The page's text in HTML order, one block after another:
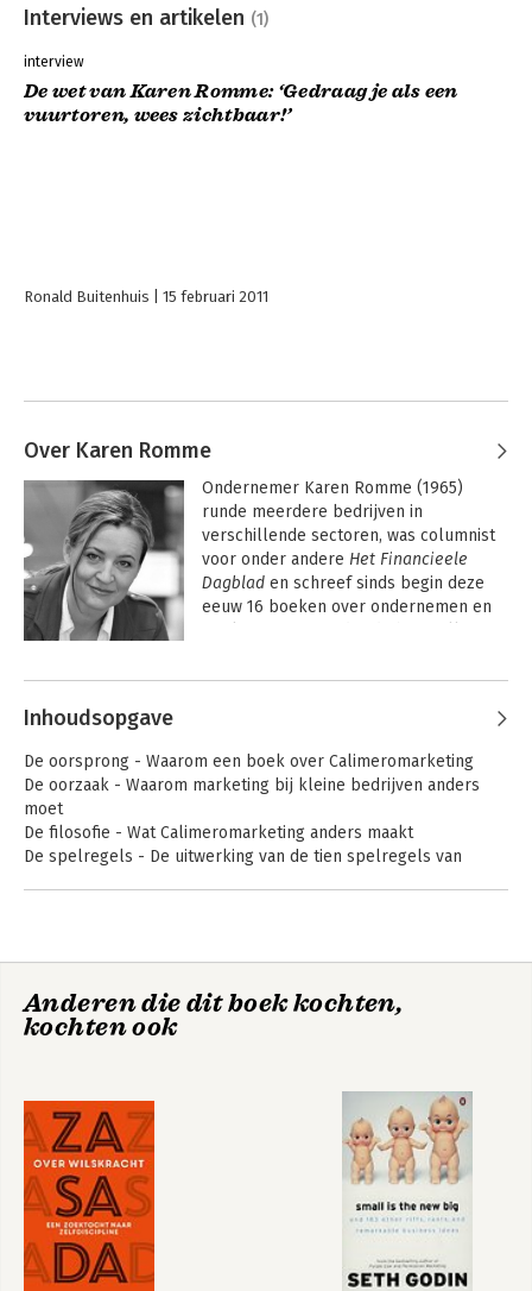
Interviews en artikelen (1)
interview
De wet van Karen Romme: ‘Gedraag je als een
vuurtoren, wees zichtbaar!’
Ronald Buitenhuis 15 februari 2011
Over Karen Romme
Ondernemer Karen Romme (1965)
runde meerdere bedrijven in
verschillende sectoren, was columnist
voor onder andere Het Financieele
Dagblad en schreef sinds begin deze
eeuw 16 boeken over ondernemen en
slimme marketing voor ondernemers.
Andere boeken door Karen Romme
een
klimaatvriendelijker
3.0
Inhoudsopgave
De oorsprong - Waarom een boek over Calimeromarketing
De oorzaak - Waarom marketing bij kleine bedrijven anders
moet
De filosofie - Wat Calimeromarketing anders maakt
De spelregels - De uitwerking van de tien spelregels van
Anderen die dit boek kochten,
kochten ook